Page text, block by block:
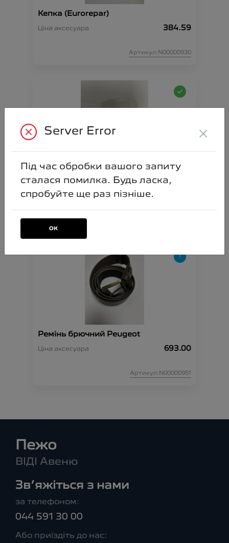
Кепка (Eurorepar)
Ціна аксесуара 384.59
Артикул:N00000930
Чашка керамічна з логотипом
Peugeot
Ціна аксесуара
Ремінь брючний Peugeot
Ціна аксесуара 693.00
Артикул:N00000951
Пежо
ВІДІ Авеню
Зв’яжіться з нами
за телефоном:
044 591 30 00
Або приїздіть до нас:
Server Error ×
Під час обробки вашого запиту
сталася помилка. Будь ласка,
спробуйте ще раз пізніше.
ОК